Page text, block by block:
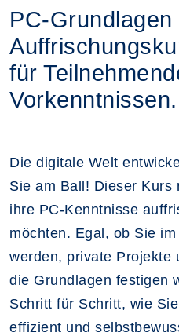
PC-Grundlagen
für
Vorkenntnissen.
Die digitale Welt
Sie am Ball! Dieser
ihre PC-Kenntnisse
möchten. Egal, ob Sie
werden, private Projekte
die Grundlagen festigen
Schritt für Schritt, wie
effizient und